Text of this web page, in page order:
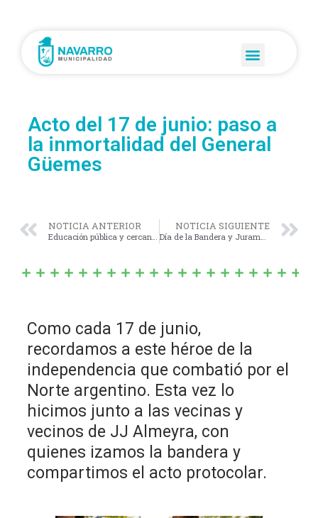
Acto del 17 de junio: paso a
la inmortalidad del General
Güemes
NOTICIA ANTERIOR
Educación pública y cercana: Centro Universitario en marcha
NOTICIA SIGUIENTE
Día de la Bandera y Juramento de estudiantes de 4to grado
Como cada 17 de junio,
recordamos a este héroe de la
independencia que combatió por el
Norte argentino. Esta vez lo
hicimos junto a las vecinas y
vecinos de JJ Almeyra, con
quienes izamos la bandera y
compartimos el acto protocolar.